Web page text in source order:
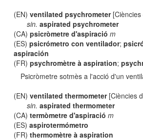
(EN)ventilated psychrometer[Ciències
sin. aspirated psychrometer
(CA)psicròmetre d'aspiració m
(ES)psicrómetro con ventilador;
aspiración
(FR)psychromètre à aspiration;
Psicròmetre sotmès a l'acció d'un
(EN)ventilated thermometer[Ciències
sin. aspirated thermometer
(CA)termòmetre d'aspiració m
(ES)aspirotermómetro
(FR)thermomètre à aspiration